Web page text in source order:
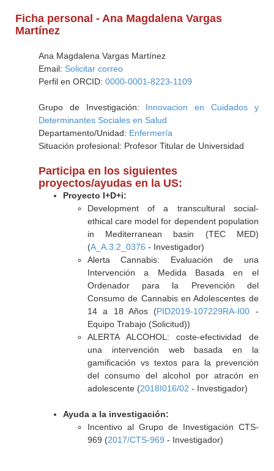
Ficha personal - Ana Magdalena Vargas
Martínez
Ana Magdalena Vargas Martínez
Email: Solicitar correo
Perfil en ORCID: 0000-0001-8223-1109
Grupo de Investigación: Innovacion en Cuidados y
Determinantes Sociales en Salud
Departamento/Unidad: Enfermería
Situación profesional: Profesor Titular de Universidad
Participa en los siguientes
proyectos/ayudas en la US:
Proyecto I+D+i:
Development of a transcultural social-
ethical care model for dependent population
in Mediterranean basin (TEC MED)
(A_A.3.2_0376 - Investigador)
Alerta Cannabis: Evaluación de una
Intervención a Medida Basada en el
Ordenador para la Prevención del
Consumo de Cannabis en Adolescentes de
14 a 18 Años (PID2019-107229RA-I00 -
Equipo Trabajo (Solicitud))
ALERTA ALCOHOL: coste-efectividad de
una intervención web basada en la
gamificación vs textos para la prevención
del consumo del alcohol por atracón en
adolescente (2018I016/02 - Investigador)
Ayuda a la investigación:
Incentivo al Grupo de Investigación CTS-
969 (2017/CTS-969 - Investigador)